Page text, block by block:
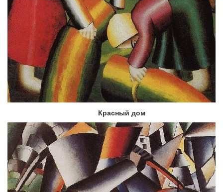
Красный дом